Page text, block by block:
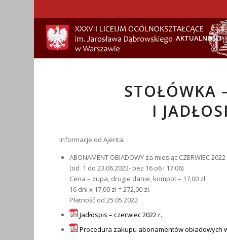
AKTUALNOŚCI
STOŁÓWKA
I
Informacje od Ajenta:
ABONAMENT OBIADOWY za miesiąc CZERWIEC 2022
(od 1 do 23.06.2022- bez 16.o6 i 17.06)
Cena – zupa, drugie danie, kompot – 17,00 zł.
16 dni x 17,00 zł = 272,00 zł.
Płatność od 25.05.2022
Jadłospis – czerwiec 2022 r.
Procedura zakupu abonamentów obiadowych